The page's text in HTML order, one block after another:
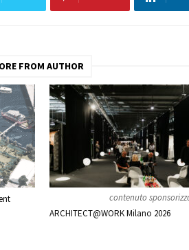
FROM AUTHOR
contenuto
ARCHITECT@WORK Milano 2026